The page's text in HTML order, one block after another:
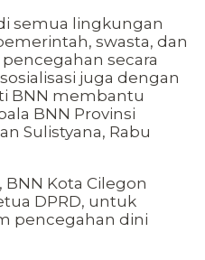
semua lingkungan
swasta, dan
secara
juga dengan
BNN membantu
BNN Provinsi
Sulistyana, Rabu
Kota Cilegon
DPRD, untuk
pencegahan dini